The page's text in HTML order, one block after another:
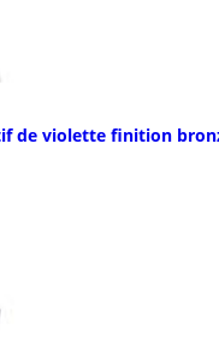
de violette finition